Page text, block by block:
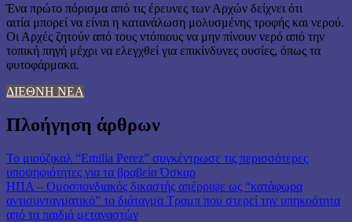
Ένα πρώτο πόρισμα από τις έρευνες των Αρχών δείχνει ότι
αιτία μπορεί να είναι η κατανάλωση μολυσμένης τροφής και νερού.
Οι Αρχές ζητούν από τους ντόπιους να μην πίνουν νερό από την
τοπική πηγή μέχρι να ελεγχθεί για επικίνδυνες ουσίες, όπως τα
φυτοφάρμακα.
ΔΙΕΘΝΗ ΝΕΑ
Πλοήγηση άρθρων
Το μιούζικαλ “Emilia Perez” συγκέντρωσε τις περισσότερες
υποψηφιότητες για τα βραβεία Όσκαρ
ΗΠΑ – Ομοσπονδιακός δικαστής απέρριψε ως “κατάφωρα
αντισυνταγματικό” το διάταγμα Τραμπ που στερεί την υπηκοότητα
από τα παιδιά μεταναστών